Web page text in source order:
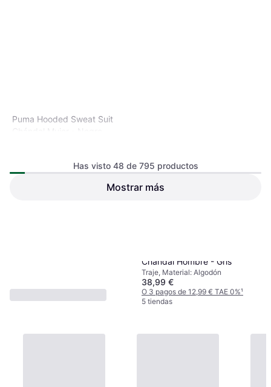
Puma Hooded Sweat Suit
Chándal Mujer - Negro
Lana, Transpirable, Capucha,
Bolsillos
Chándal Hombre - Gris
Traje, Material: Algodón
38,99 €
O 3 pagos de 12,99 € TAE 0%¹
5 tiendas
Has visto 48 de 795 productos
Mostrar más